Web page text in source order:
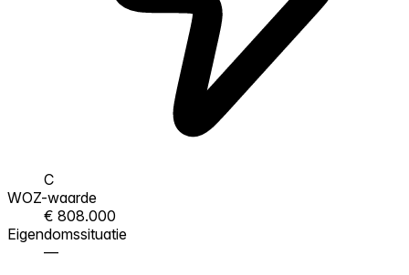
C
WOZ-waarde
€ 808.000
Eigendomssituatie
—